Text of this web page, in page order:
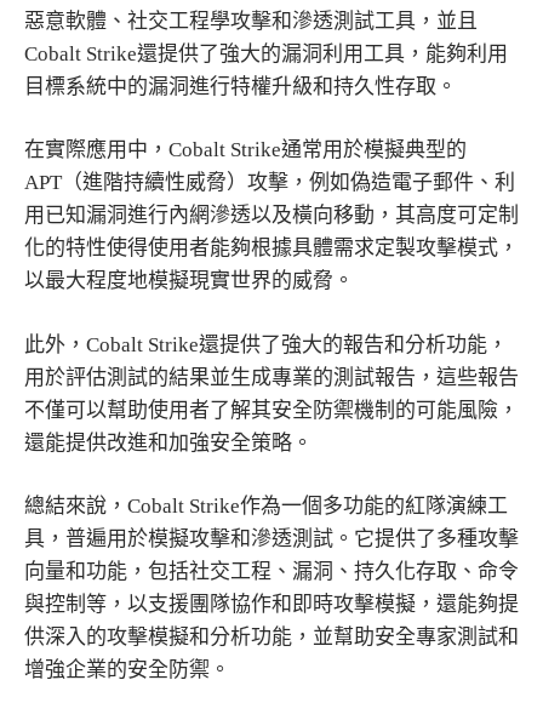
惡意軟體、社交工程學攻擊和滲透測試工具，並且
Cobalt Strike還提供了強大的漏洞利用工具，能夠利用
目標系統中的漏洞進行特權升級和持久性存取。
在實際應用中，Cobalt Strike通常用於模擬典型的
APT（進階持續性威脅）攻擊，例如偽造電子郵件、利
用已知漏洞進行內網滲透以及橫向移動，其高度可定制
化的特性使得使用者能夠根據具體需求定製攻擊模式，
以最大程度地模擬現實世界的威脅。
此外，Cobalt Strike還提供了強大的報告和分析功能，
用於評估測試的結果並生成專業的測試報告，這些報告
不僅可以幫助使用者了解其安全防禦機制的可能風險，
還能提供改進和加強安全策略。
總結來說，Cobalt Strike作為一個多功能的紅隊演練工
具，普遍用於模擬攻擊和滲透測試。它提供了多種攻擊
向量和功能，包括社交工程、漏洞、持久化存取、命令
與控制等，以支援團隊協作和即時攻擊模擬，還能夠提
供深入的攻擊模擬和分析功能，並幫助安全專家測試和
增強企業的安全防禦。